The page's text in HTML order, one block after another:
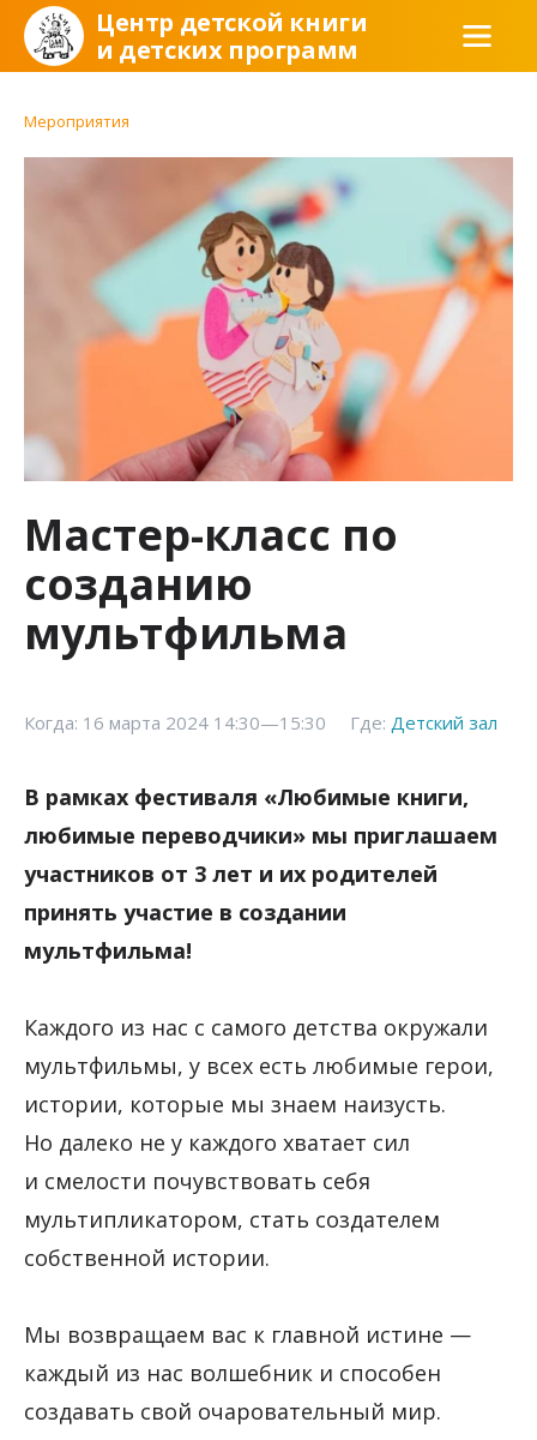
Центр детской книги
и детских программ
Мероприятия
Мастер-класс по
созданию
мультфильма
Когда: 16 марта 2024 14:30—15:30 Где: Детский зал
В рамках фестиваля «Любимые книги,
любимые переводчики» мы приглашаем
участников от 3 лет и их родителей
принять участие в создании
мультфильма!
Каждого из нас с самого детства окружали
мультфильмы, у всех есть любимые герои,
истории, которые мы знаем наизусть.
Но далеко не у каждого хватает сил
и смелости почувствовать себя
мультипликатором, стать создателем
собственной истории.
Мы возвращаем вас к главной истине —
каждый из нас волшебник и способен
создавать свой очаровательный мир.